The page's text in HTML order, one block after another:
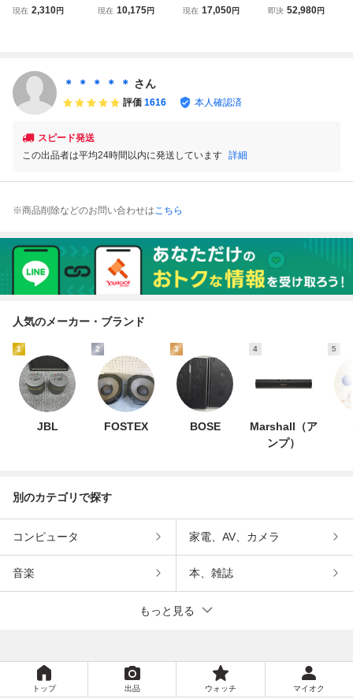
ox 110 スピーカー
現在 2,310円
BOX CLUB120 パ
現在 10,175円
BOX CLUB120 パ
現在 17,050円
パーティーボック
即決 52,980円
＊ ＊ ＊ ＊ ＊ さん
評価 1616 本人確認済
スピード発送
この出品者は平均24時間以内に発送しています 詳細
※商品削除などのお問い合わせはこちら
人気のメーカー・ブランド
1
JBL
2
FOSTEX
3
BOSE
4
Marshall（ア
ンプ）
5
別のカテゴリで探す
コンピュータ 家電、AV、カメラ
音楽 本、雑誌
もっと見る
トップ 出品 ウォッチ マイオク